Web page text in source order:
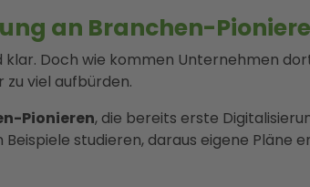
an Branchen-
klar. Doch wie kommen Unternehmen
viel aufbürden.
Pionieren, die bereits erste
studieren, daraus eigene Pläne